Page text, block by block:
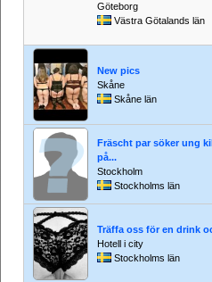
Göteborg
Västra Götalands län
New pics
Skåne
Skåne län
Fräscht par söker ung
på...
Stockholm
Stockholms län
Träffa oss för en drink
Hotell i city
Stockholms län